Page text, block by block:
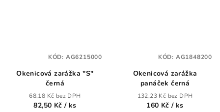
Okenicová zarážka "S"
černá
68,18 Kč bez DPH
82,50 Kč / ks
KÓD: AG6215000
Okenicová zarážka
panáček černá
132,23 Kč bez DPH
160 Kč/ ks
KÓD: AG1848200